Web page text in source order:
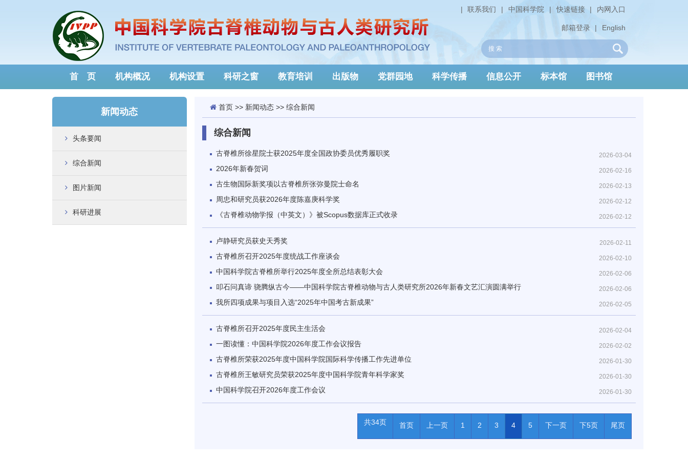
内网入口
|
快速链接
|
中国科学院
|
联系我们
|
English
|
邮箱登录
首 页 机构概况 机构设置 科研之窗 教育培训 出版物 党群园地 科学传播 信息公开 标本馆 图书馆
新闻动态
头条要闻
综合新闻
图片新闻
科研进展
首页>> 新闻动态>> 综合新闻
综合新闻
2026-03-04
古脊椎所徐星院士获2025年度全国政协委员优秀履职奖
2026-02-16
2026年新春贺词
2026-02-13
古生物国际新奖项以古脊椎所张弥曼院士命名
2026-02-12
周忠和研究员获2026年度陈嘉庚科学奖
2026-02-12
《古脊椎动物学报（中英文）》被Scopus数据库正式收录
2026-02-11
卢静研究员获史天秀奖
2026-02-10
古脊椎所召开2025年度统战工作座谈会
2026-02-06
中国科学院古脊椎所举行2025年度全所总结表彰大会
2026-02-06
叩石问真谛 骁腾纵古今——中国科学院古脊椎动物与古人类研究所2026年新春文艺汇演圆满举行
2026-02-05
我所四项成果与项目入选“2025年中国考古新成果”
2026-02-04
古脊椎所召开2025年度民主生活会
2026-02-02
一图读懂：中国科学院2026年度工作会议报告
2026-01-30
古脊椎所荣获2025年度中国科学院国际科学传播工作先进单位
2026-01-30
古脊椎所王敏研究员荣获2025年度中国科学院青年科学家奖
2026-01-30
中国科学院召开2026年度工作会议
共34页 首页 上一页 1 2 3 4 5 下一页 下5页 尾页